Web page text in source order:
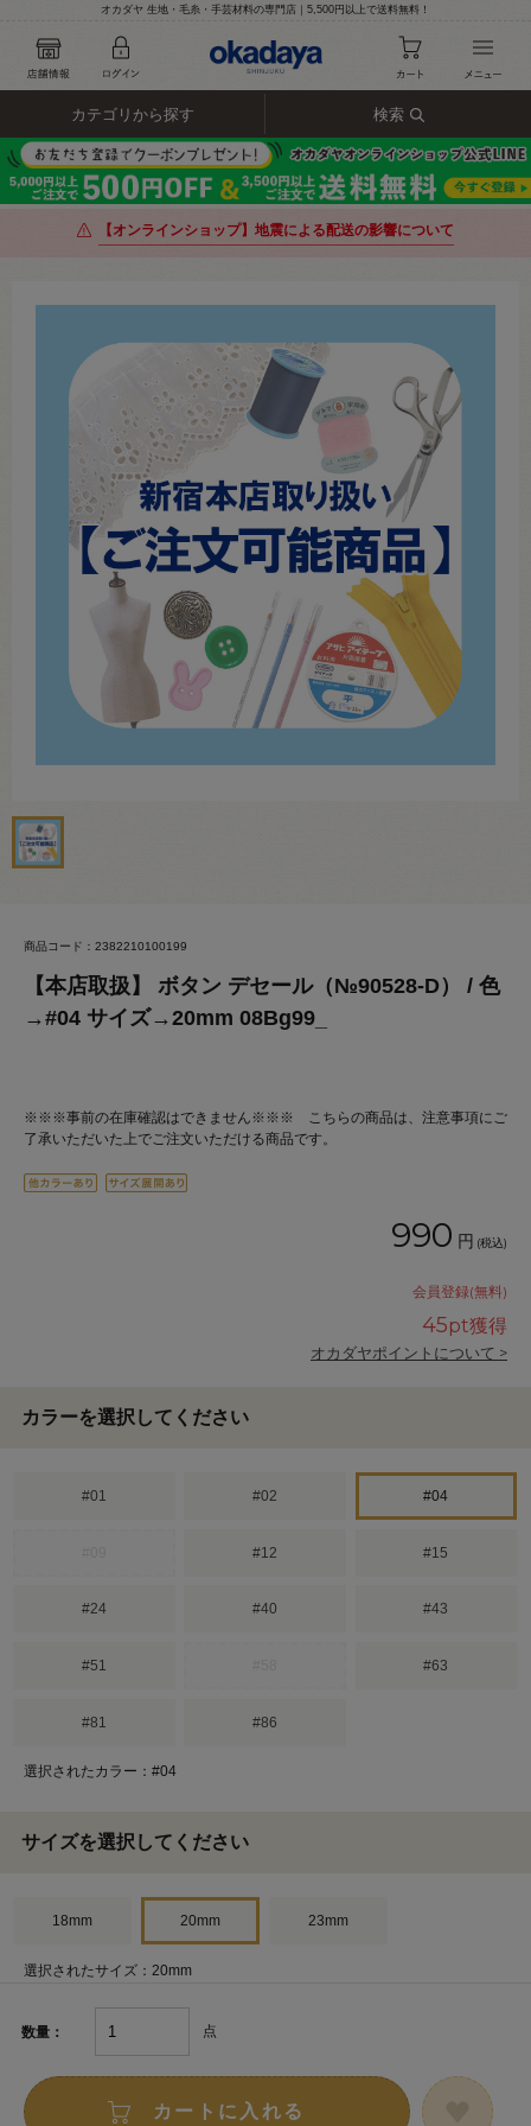
オカダヤ 生地・毛糸・手芸材料の専門店｜5,500円以上で送料無料！
カテゴリから探す 検索
【オンラインショップ】地震による配送の影響について
商品コード：2382210100199
【本店取扱】 ボタン デセール（№90528-D） / 色
→#04 サイズ→20mm 08Bg99_
※※※事前の在庫確認はできません※※※ こちらの商品は、注意事項にご
了承いただいた上でご注文いただける商品です。
990 円 (税込)
会員登録(無料)
45pt獲得
オカダヤポイントについて >
カラーを選択してください
#01 #02 #04
#12 #15
#24 #40 #43
#51 #63
#81 #86
選択されたカラー：#04
サイズを選択してください
18mm 20mm 23mm
選択されたサイズ：20mm
数量： 点
カートに入れる